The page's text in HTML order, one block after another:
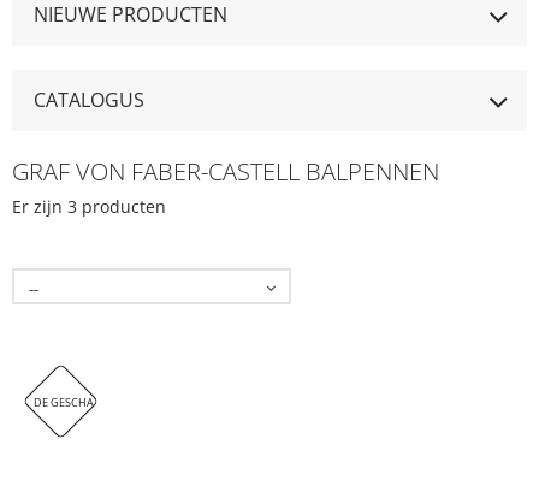
NIEUWE PRODUCTEN
CATALOGUS
GRAF VON FABER-CASTELL BALPENNEN
Er zijn 3 producten
--
DE GESCHATTE LEVERINGSTERMIJN IS 7 DAGEN